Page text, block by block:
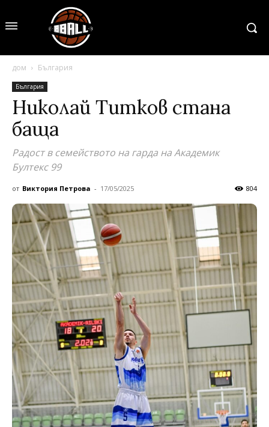
дом България
България
Николай Титков стана
баща
Радост в семейството на гарда на Академик
Бултекс 99
от Виктория Петрова - 17/05/2025 804